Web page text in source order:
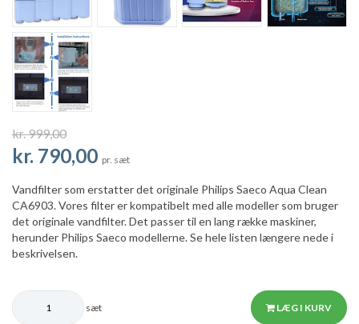
kr. 999,00
kr. 790,00 pr. sæt
Vandfilter som erstatter det originale Philips Saeco Aqua Clean
CA6903. Vores filter er kompatibelt med alle modeller som bruger
det originale vandfilter. Det passer til en lang række maskiner,
herunder Philips Saeco modellerne. Se hele listen længere nede i
beskrivelsen.
sæt LÆG I KURV